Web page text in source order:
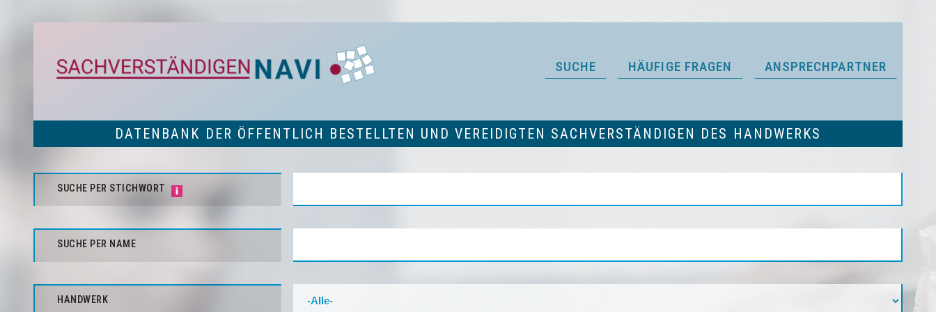
SUCHE HÄUFIGE FRAGEN ANSPRECHPARTNER
DATENBANK DER ÖFFENTLICH BESTELLTEN UND VEREIDIGTEN SACHVERSTÄNDIGEN DES HANDWERKS
SUCHE PER STICHWORT
SUCHE PER NAME
HANDWERK